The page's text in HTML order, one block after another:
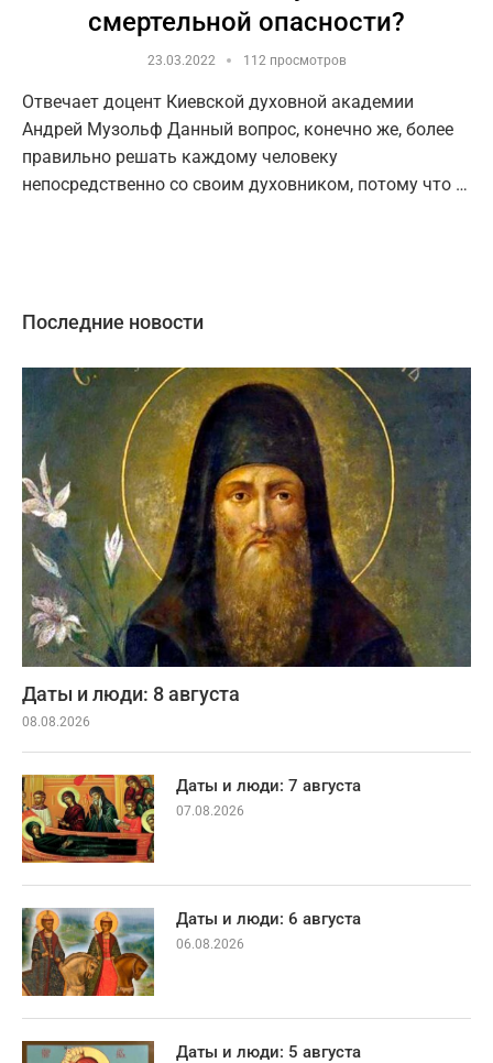
смертельной опасности?
23.03.2022 112 просмотров
Отвечает доцент Киевской духовной академии
Андрей Музольф Данный вопрос, конечно же, более
правильно решать каждому человеку
непосредственно со своим духовником, потому что …
Последние новости
Даты и люди: 8 августа
08.08.2026
Даты и люди: 7 августа
07.08.2026
Даты и люди: 6 августа
06.08.2026
Даты и люди: 5 августа